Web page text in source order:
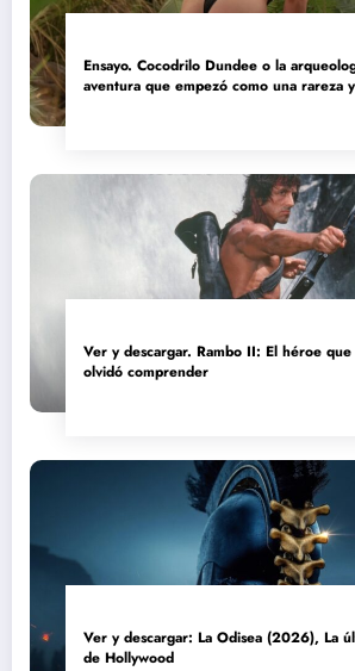
Ensayo. Cocodrilo Dundee o la
aventura que empezó como una rareza
Ver y descargar. Rambo II: El héroe
olvidó comprender
Ver y descargar: La Odisea (2026), La
de Hollywood